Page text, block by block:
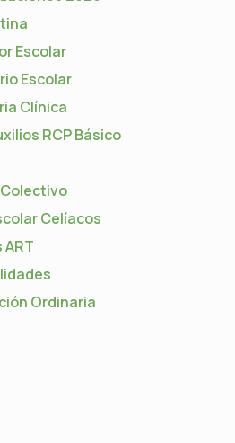
Escolar
Escolar
Clínica
RCP Básico
Celíacos
Ordinaria